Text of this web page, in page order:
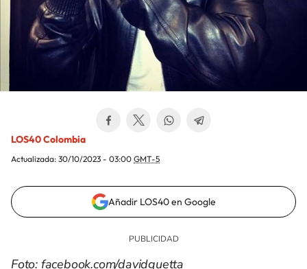
LOS40 Colombia
Actualizada: 30/10/2023 - 03:00 GMT-5
Añadir LOS40 en Google
Foto: facebook.com/davidguetta